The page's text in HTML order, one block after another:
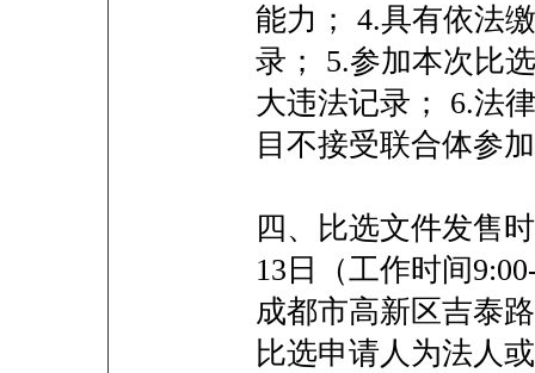
能力； 4.具有依法
录； 5.参加本次比
大违法记录； 6.法
目不接受联合体参
四、比选文件发售
13日（工作时间
成都市高新区吉泰
比选申请人为法人